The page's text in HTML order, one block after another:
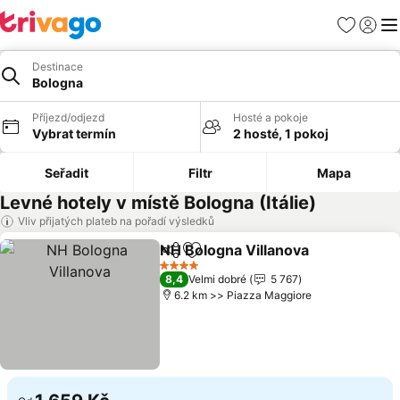
Oblíbené
Destinace
Bologna
Příjezd/odjezd
Vybrat termín
Hosté a pokoje
2 hosté, 1 pokoj
Seřadit Filtr Mapa
Levné hotely v místě Bologna (Itálie)
Vliv přijatých plateb na pořadí výsledků
SdíletPřidat na seznam oblíbených
NH Bologna Villanova
4 Počet hvězdiček
8,4 Velmi dobré
5 767
6.2 km >> Piazza Maggiore